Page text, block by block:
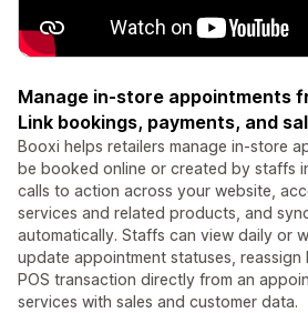
Manage in-store appointments
Link bookings, payments, and
Booxi helps retailers manage in-store
be booked online or created by staffs
calls to action across your website,
services and related products, and
automatically. Staffs can view daily or
update appointment statuses,
POS transaction directly from an
services with sales and customer data.